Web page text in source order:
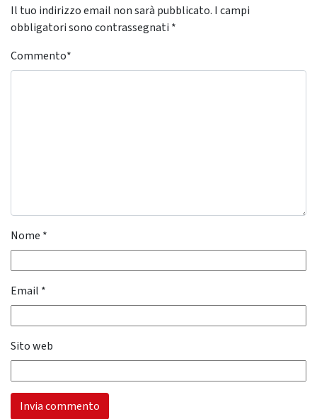
Il tuo indirizzo email non sarà pubblicato. I campi
obbligatori sono contrassegnati *
Commento*
Nome *
Email *
Sito web